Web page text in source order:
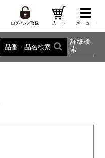
品番・品名検索
詳細検
索